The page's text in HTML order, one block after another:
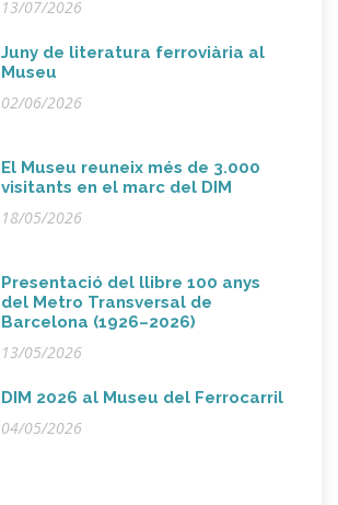
13/07/2026
Juny de literatura ferroviària al
Museu
02/06/2026
El Museu reuneix més de 3.000
visitants en el marc del DIM
18/05/2026
Presentació del llibre 100 anys
del Metro Transversal de
Barcelona (1926–2026)
13/05/2026
DIM 2026 al Museu del Ferrocarril
04/05/2026